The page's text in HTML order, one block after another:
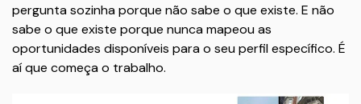
pergunta sozinha porque não sabe o que existe. E não
sabe o que existe porque nunca mapeou as
oportunidades disponíveis para o seu perfil específico. É
aí que começa o trabalho.